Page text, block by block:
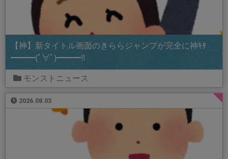
【神】新タイトル画面のきららジャンプが完全に神ｷﾀ
━━━(ﾟ∀ﾟ)━━━!!
モンストニュース
2026.08.03